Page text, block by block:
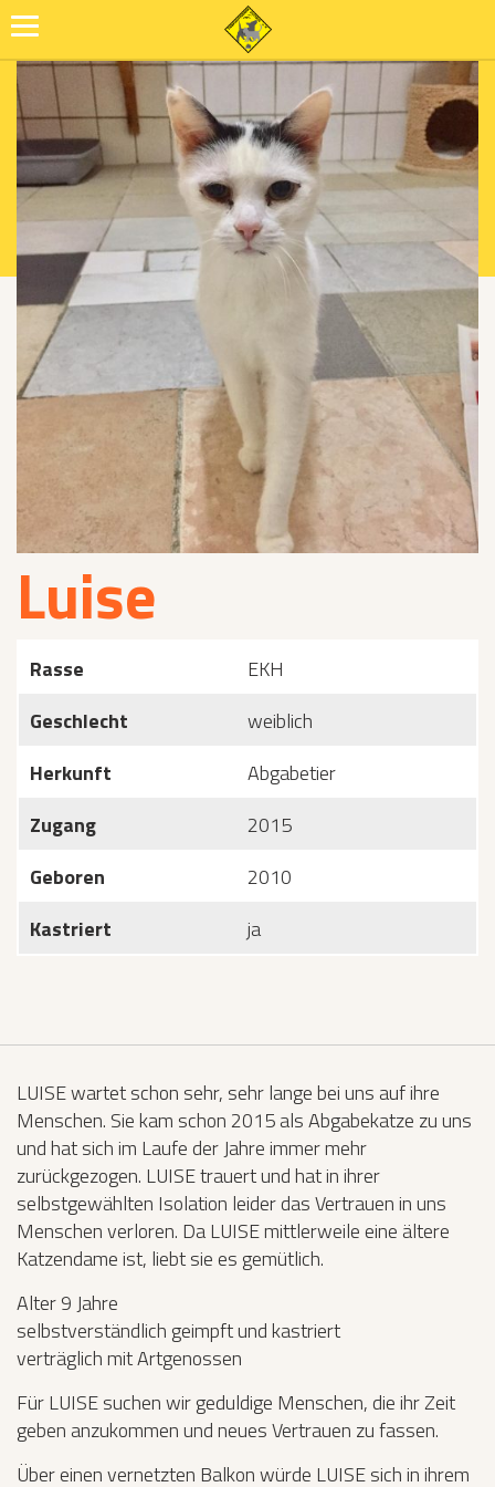
Luise
Rasse
EKH
Geschlecht
weiblich
Herkunft
Abgabetier
Zugang
2015
Geboren
2010
Kastriert
ja
LUISE wartet schon sehr, sehr lange bei uns auf ihre
Menschen. Sie kam schon 2015 als Abgabekatze zu uns
und hat sich im Laufe der Jahre immer mehr
zurückgezogen. LUISE trauert und hat in ihrer
selbstgewählten Isolation leider das Vertrauen in uns
Menschen verloren. Da LUISE mittlerweile eine ältere
Katzendame ist, liebt sie es gemütlich.
Alter 9 Jahre
selbstverständlich geimpft und kastriert
verträglich mit Artgenossen
Für LUISE suchen wir geduldige Menschen, die ihr Zeit
geben anzukommen und neues Vertrauen zu fassen.
Über einen vernetzten Balkon würde LUISE sich in ihrem